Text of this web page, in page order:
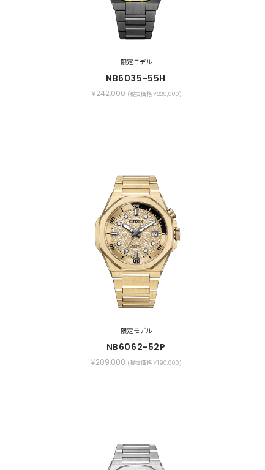
限定モデル
NB6035-55H
￥242,000 (税抜価格 ￥220,000)
限定モデル
NB6062-52P
￥209,000 (税抜価格 ￥190,000)